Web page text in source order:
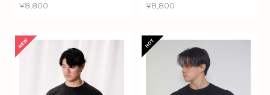
¥8,800 ¥8,800